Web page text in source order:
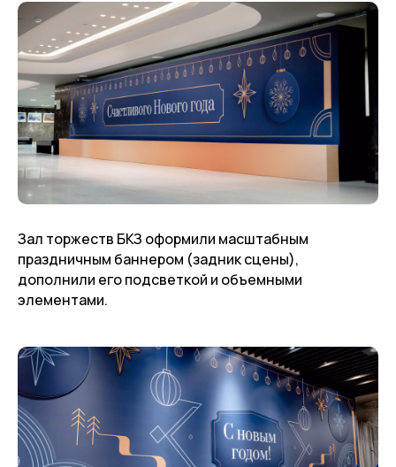
Зал торжеств БКЗ оформили масштабным
праздничным баннером (задник сцены),
дополнили его подсветкой и объемными
элементами.